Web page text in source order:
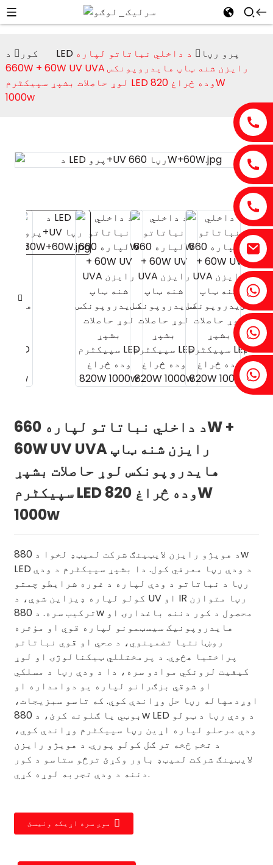
فینیا: +۸۶ ۱۸۶۰۷۵۲۵۲۹۹
ایوي: +۸۶ ۱۸۶۰۷۵۲۲۳۵۵
ټوبین: +۸۶ ۱۸۸۱۸۶۶۷۱۶۸
کور د LED پرو رڼا
د داخلي نباتاتو لپاره
660W + 60W UV UVA رایزن شنه ټاپ هایدروپونکس
لوړ حاصلات بشپړ سپیکٹرم LED وده څراغ 820W
1000w
د داخلي نباتاتو لپاره 660W +
60W UV UVA رایزن شنه ټاپ
هایدروپونکس لوړ حاصلات بشپړ
سپیکٹرم LED وده څراغ 820W
1000w
د هویژو رایزن لایټینګ شرکت لمیټډ لخوا د 880w
LED د ودې رڼا معرفي کول. دا بشپړ سپیکٹرم د ودې
رڼا د نباتاتو د ودې لپاره د غوره شرایطو چمتو
کولو لپاره ډیزاین شوې، د UV او IR رڼا متوازن
ترکیب سره. د 880w محصول د کور دننه باغدارۍ او
هایدروپونیک سیسټمونو لپاره قوي او مؤثره
روښانتیا تضمینوي، د صحي او قوي نباتاتو
پراختیا هڅوي. د پرمختللي ټیکنالوژۍ او لوړ
کیفیت لرونکي موادو سره، دا د ودې رڼا د مسلکي
او شوقي بزګرانو لپاره یو دوامداره او
اوږدمهاله رڼا حل وړاندې کوي. که تاسو سبزیجات،
بوټي یا ګلونه کرئ، د 880w LED د ودې رڼا د ټولو
ودې مرحلو لپاره اړین رڼا سپیکٹرم وړاندې کوي،
د تخم څخه تر ګل کولو پورې. د هویژو رایزن
لایټینګ شرکت لمیټډ باور وکړئ ترڅو ستاسو د کور
دننه د ودې تجربه لوړه کړي.
موږ سره اړیکه ونیسئ